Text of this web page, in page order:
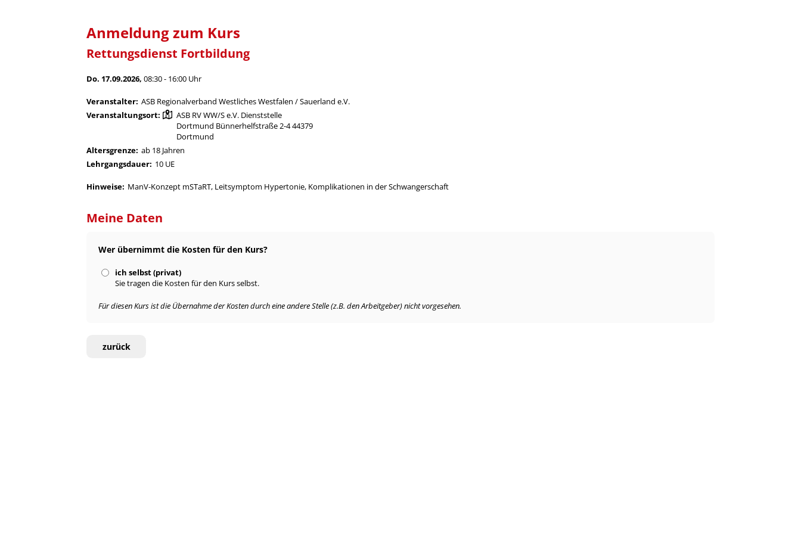
Anmeldung zum Kurs
Rettungsdienst Fortbildung
Do. 17.09.2026,08:30 - 16:00 Uhr
Veranstalter: ASB Regionalverband Westliches Westfalen / Sauerland e.V.
Veranstaltungsort:
ASB RV WW/S e.V. Dienststelle
Dortmund Bünnerhelfstraße 2-4 44379
Dortmund
Altersgrenze: ab 18 Jahren
Lehrgangsdauer: 10 UE
Hinweise: ManV-Konzept mSTaRT, Leitsymptom Hypertonie, Komplikationen in der Schwangerschaft
Meine Daten
Wer übernimmt die Kosten für den Kurs?
ich selbst (privat)
Sie tragen die Kosten für den Kurs selbst.
Für diesen Kurs ist die Übernahme der Kosten durch eine andere Stelle (z.B. den Arbeitgeber) nicht vorgesehen.
zurück